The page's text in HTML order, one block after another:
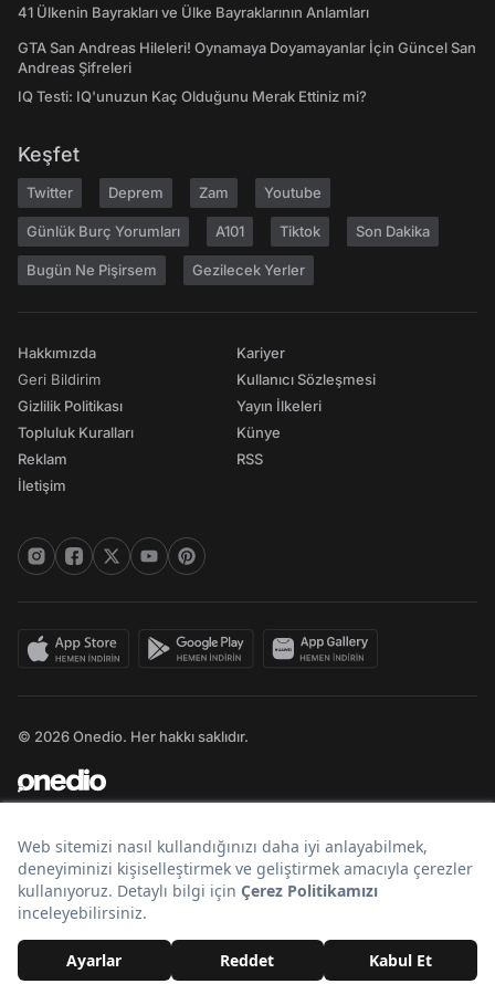
41 Ülkenin Bayrakları ve Ülke Bayraklarının Anlamları
GTA San Andreas Hileleri! Oynamaya Doyamayanlar İçin Güncel San
Andreas Şifreleri
IQ Testi: IQ'unuzun Kaç Olduğunu Merak Ettiniz mi?
Keşfet
Twitter Deprem Zam Youtube
Günlük Burç Yorumları A101 Tiktok Son Dakika
Bugün Ne Pişirsem Gezilecek Yerler
Hakkımızda
Geri Bildirim
Gizlilik Politikası
Topluluk Kuralları
Reklam
İletişim
Kariyer
Kullanıcı Sözleşmesi
Yayın İlkeleri
Künye
RSS
© 2026 Onedio. Her hakkı saklıdır.
Bir markasıdır.